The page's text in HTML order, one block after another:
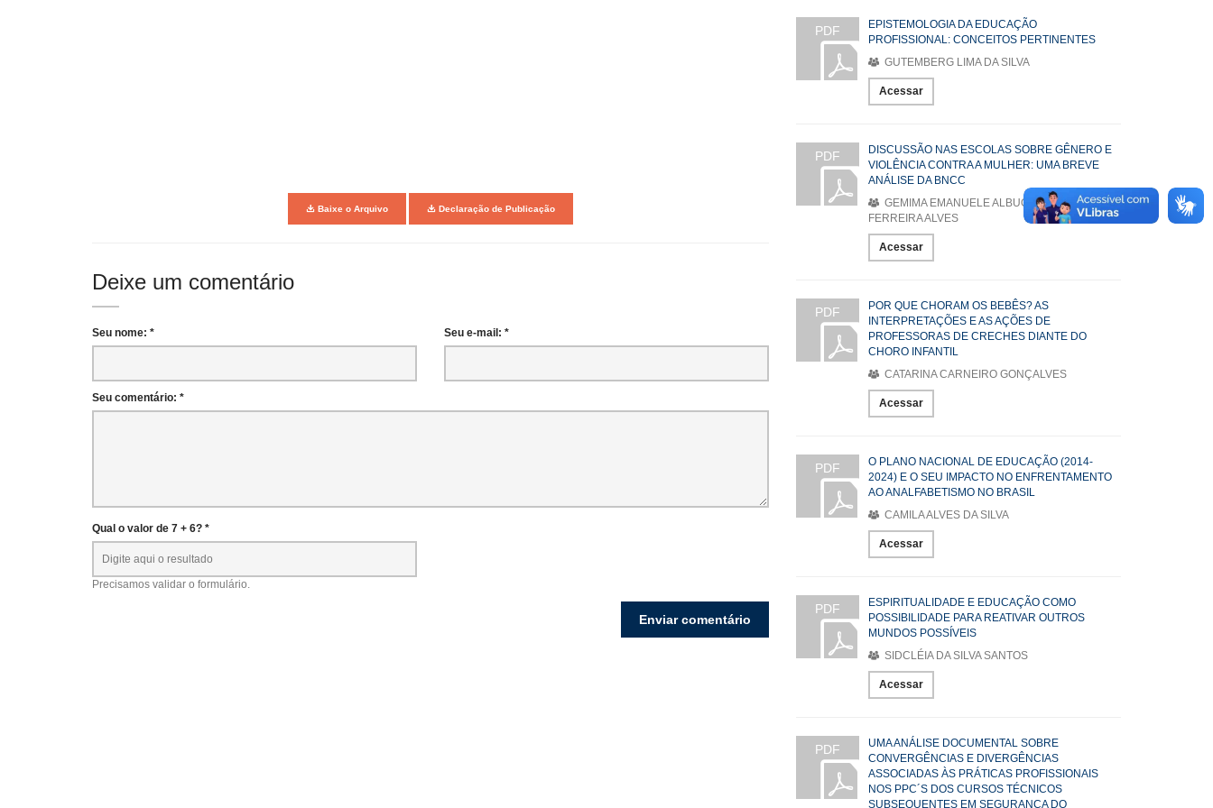
Baixe o Arquivo Declaração de Publicação
Deixe um comentário
Seu nome: * Seu e-mail: *
Seu comentário: *
Qual o valor de 7 + 6? *
Precisamos validar o formulário.
PDF
EPISTEMOLOGIA DA EDUCAÇÃO
PROFISSIONAL: CONCEITOS PERTINENTES
GUTEMBERG LIMA DA SILVA
Acessar
PDF
DISCUSSÃO NAS ESCOLAS SOBRE GÊNERO E
VIOLÊNCIA CONTRA A MULHER: UMA BREVE
ANÁLISE DA BNCC
GEMIMA EMANUELE ALBUQUERQUE
FERREIRA ALVES
Acessar
PDF
POR QUE CHORAM OS BEBÊS? AS
INTERPRETAÇÕES E AS AÇÕES DE
PROFESSORAS DE CRECHES DIANTE DO
CHORO INFANTIL
CATARINA CARNEIRO GONÇALVES
Acessar
PDF
O PLANO NACIONAL DE EDUCAÇÃO (2014-
2024) E O SEU IMPACTO NO ENFRENTAMENTO
AO ANALFABETISMO NO BRASIL
CAMILA ALVES DA SILVA
Acessar
PDF
ESPIRITUALIDADE E EDUCAÇÃO COMO
POSSIBILIDADE PARA REATIVAR OUTROS
MUNDOS POSSÍVEIS
SIDCLÉIA DA SILVA SANTOS
Acessar
PDF
UMA ANÁLISE DOCUMENTAL SOBRE
CONVERGÊNCIAS E DIVERGÊNCIAS
ASSOCIADAS ÀS PRÁTICAS PROFISSIONAIS
NOS PPC´S DOS CURSOS TÉCNICOS
SUBSEQUENTES EM SEGURANÇA DO